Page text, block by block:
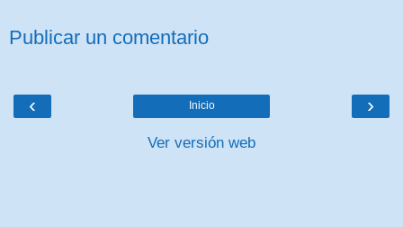
Publicar un comentario
‹ ›
Inicio
Ver versión web